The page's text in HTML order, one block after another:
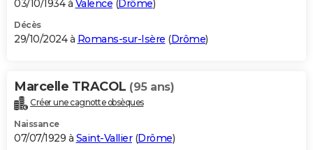
03/10/1934 à Valence (Drôme)
Décès
29/10/2024 à Romans-sur-Isère (Drôme)
Marcelle TRACOL (95 ans)
Créer une cagnotte obsèques
Naissance
07/07/1929 à Saint-Vallier(Drôme)